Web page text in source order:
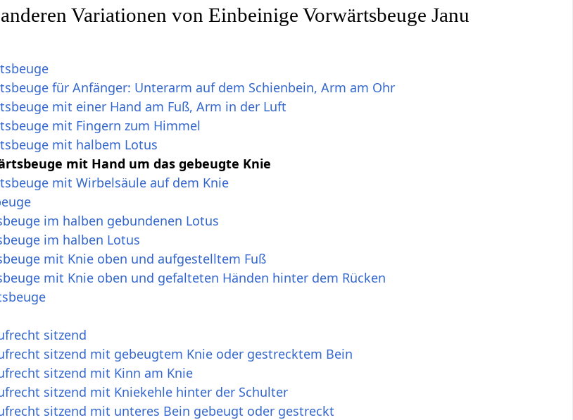
Variationen von Einbeinige Vorwärtsbeuge Janu
für Anfänger: Unterarm auf dem Schienbein, Arm am Ohr
mit einer Hand am Fuß, Arm in der Luft
mit Fingern zum Himmel
mit halbem Lotus
mit Hand um das gebeugte Knie
mit Wirbelsäule auf dem Knie
im halben gebundenen Lotus
im halben Lotus
mit Knie oben und aufgestelltem Fuß
mit Knie oben und gefalteten Händen hinter dem Rücken
sitzend
sitzend mit gebeugtem Knie oder gestrecktem Bein
sitzend mit Kinn am Knie
sitzend mit Kniekehle hinter der Schulter
sitzend mit unteres Bein gebeugt oder gestreckt